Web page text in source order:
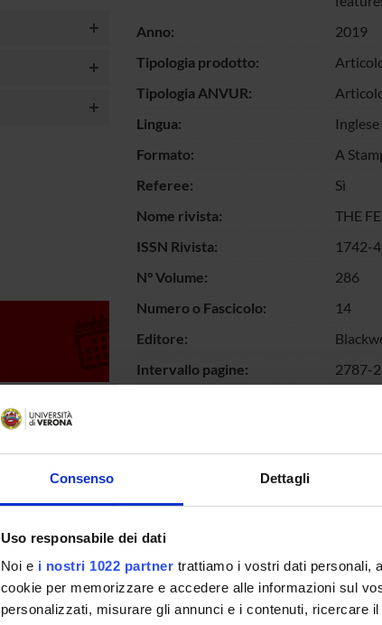
Consenso Dettagli
Uso responsabile dei dati
Noi e i nostri 1022 partner trattiamo i vostri dati personali,
cookie per memorizzare e accedere alle informazioni sul
personalizzati, misurare gli annunci e i contenuti, ricercare
Anno:
2019
Tipologia prodotto:
Tipologia ANVUR:
Lingua:
Inglese
Formato:
A
Referee:
Sì
Nome rivista:
THE
ISSN Rivista:
1742-
N° Volume:
286
Numero o Fascicolo:
14
Editore:
Intervallo pagine:
2787-
Breve descrizione dei
the
bridge
and
R180T